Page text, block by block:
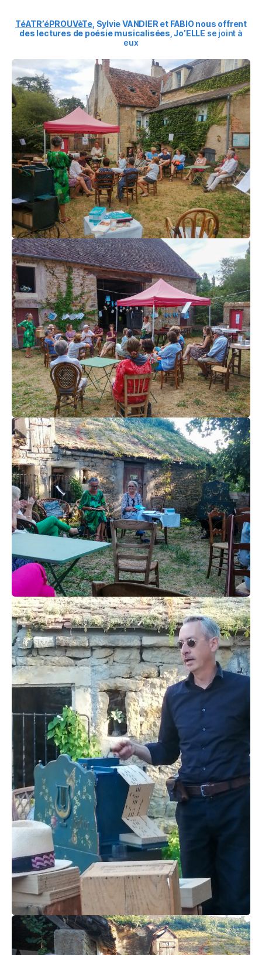
TéATR’éPROUVèTe, Sylvie VANDIER et FABIOnous offrent
des lectures de poésie musicalisées, Jo’ELLE se joint à
eux